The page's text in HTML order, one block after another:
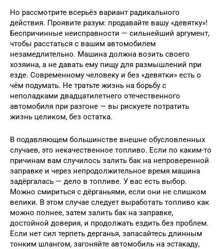
Но рассмотрите всерьёз вариант радикального
действия. Проявите разум: продавайте вашу «девятку»!
Беспричинные неисправности — сильнейший аргумент,
чтобы расстаться с вашим автомобилем
незамедлительно. Машина должна возить своего
хозяина, а не давать ему пищу для размышлений при
езде. Современному человеку и без «девятки» есть о
чём подумать. Не тратьте жизнь на борьбу с
неполадками двадцатилетнего отечественного
автомобиля при разгоне — вы рискуете потратить
жизнь целиком, без остатка.
В подавляющем большинстве внешне обусловленных
случаев, это некачественное топливо. Если по каким-то
причинам вам случилось залить бак на непроверенной
заправке и через непродолжительное время машина
задёргалась — дело в топливе. У вас есть выбор.
Можно смириться с дёрганьями, если они не слишком
велики. В этом случае следует выработать топливо как
можно полнее, затем залить бак на заправке,
достойной доверия, и продолжать ездить без проблем.
Если нет сил терпеть дерганья, запасайтесь длинным
тонким шлангом, загоняйте автомобиль на эстакаду,